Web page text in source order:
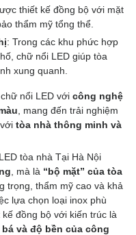
thiết kế đồng bộ với mặt
thẩm mỹ tổng thể.
: Trong các khu phức hợp
chữ nổi LED giúp tòa
xung quanh.
nổi LED với công nghệ
, mang đến trải nghiệm
tòa nhà thông minh và
tòa nhà Tại Hà Nội
, mà là “bộ mặt” của tòa
trọng, thẩm mỹ cao và khả
lựa chọn loại inox phù
đồng bộ với kiến trúc là
và độ bền của công